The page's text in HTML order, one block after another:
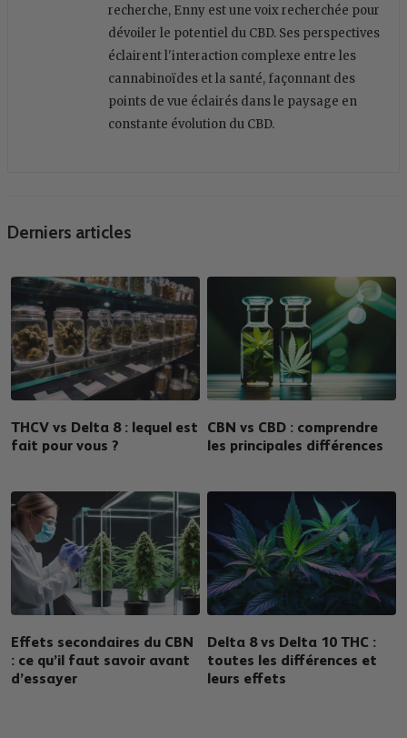
recherche, Enny est une voix recherchée pour
dévoiler le potentiel du CBD. Ses perspectives
éclairent l'interaction complexe entre les
cannabinoïdes et la santé, façonnant des
points de vue éclairés dans le paysage en
constante évolution du CBD.
Derniers articles
THCV vs Delta 8 : lequel est
fait pour vous ?
CBN vs CBD : comprendre
les principales différences
Effets secondaires du CBN
: ce qu’il faut savoir avant
d’essayer
Delta 8 vs Delta 10 THC :
toutes les différences et
leurs effets